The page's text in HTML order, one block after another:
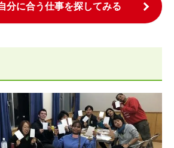
分に合う仕事を探してみる